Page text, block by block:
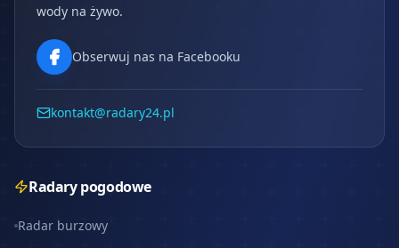
wody na żywo.
Obserwuj nas na Facebooku
kontakt@radary24.pl
Radary pogodowe
Radar burzowy